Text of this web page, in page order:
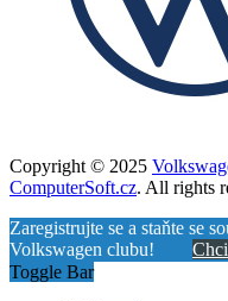
Copyright © 2025
ComputerSoft.cz. All rights
Zaregistrujte se a staňte se
Volkswagen clubu!
Toggle Bar